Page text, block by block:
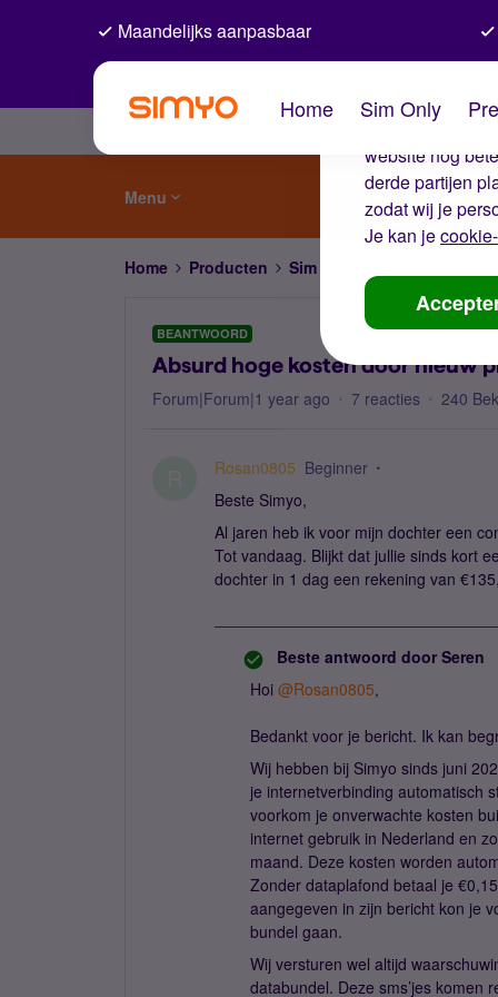
De
Wij gebruiken
website nog
derde partijen
zodat wij je
Je kan je
Maandelijks aanpasbaar
Home Sim Only
Menu
Home Producten Sim Only
BEANTWOORD
Absurd hoge kosten door nieuw
Forum|Forum|1 year ago 7 reacties 240
Rosan0805 Beginner
Beste Simyo,
Al jaren heb ik voor mijn dochter een
Tot vandaag. Blijkt dat jullie sinds kort
dochter in 1 dag een rekening van
Beste antwoord door Seren
Hoi @Rosan0805,
Bedankt voor je bericht. Ik kan
Wij hebben bij Simyo sinds juni
je internetverbinding automatisch
voorkom je onverwachte kosten
internet gebruik in Nederland en
maand. Deze kosten worden
Zonder dataplafond betaal je
aangegeven in zijn bericht kon je
bundel gaan.
Wij versturen wel altijd
databundel. Deze sms’jes komen